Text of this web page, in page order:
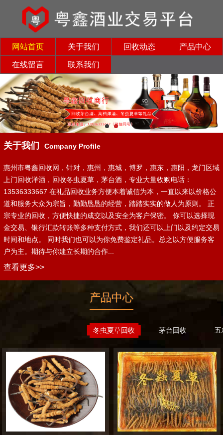
网站首页 关于我们 回收动态 产品中心
在线留言 联系我们
关于我们 Company Profile
惠州市粤鑫回收网，针对，惠州，惠城，博罗，惠东，惠阳，龙门区域
上门回收洋酒，回收冬虫夏草，茅台酒，专业大量收购电话：
13536333667 在礼品回收业务方便本着诚信为本，一直以来以价格公
道和服务大众为宗旨，勤勤恳恳的经营，踏踏实实的做人为原则。 正
宗专业的回收，方便快捷的成交以及安全为客户保密。 你可以选择现
金交易、银行汇款转账等多种支付方式，我们还可以上门以及约定交易
时间和地点。 同时我们也可以为你免费鉴定礼品。总之以方便服务客
户为主。期待与你建立长期的合作...
查看更多>>
产品中心
冬虫夏草回收 茅台回收 五